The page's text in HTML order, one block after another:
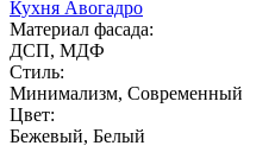
Кухня Авогадро
Материал фасада:
ДСП, МДФ
Стиль:
Минимализм, Современный
Цвет:
Бежевый, Белый